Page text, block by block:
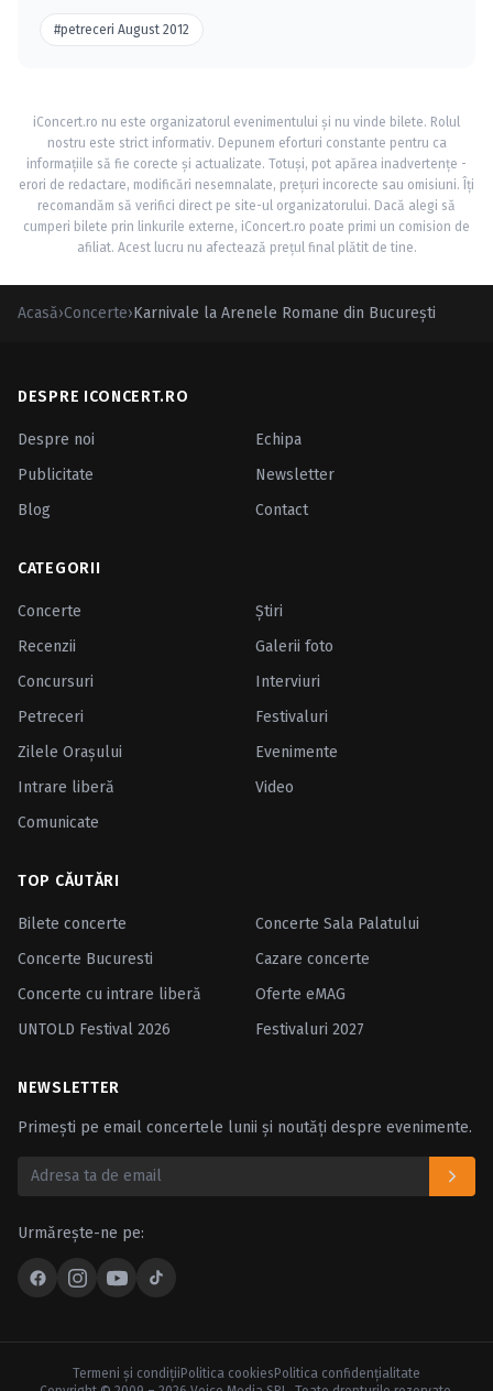
#petreceri August 2012
iConcert.ro nu este organizatorul evenimentului și nu vinde bilete. Rolul
nostru este strict informativ. Depunem eforturi constante pentru ca
informațiile să fie corecte și actualizate. Totuși, pot apărea inadvertențe -
erori de redactare, modificări nesemnalate, prețuri incorecte sau omisiuni. Îți
recomandăm să verifici direct pe site-ul organizatorului. Dacă alegi să
cumperi bilete prin linkurile externe, iConcert.ro poate primi un comision de
afiliat. Acest lucru nu afectează prețul final plătit de tine.
Acasă›Concerte›Karnivale la Arenele Romane din Bucureşti
DESPRE ICONCERT.RO
Despre noi
Echipa
Publicitate
Newsletter
Blog
Contact
CATEGORII
Concerte
Ştiri
Recenzii
Galerii foto
Concursuri
Interviuri
Petreceri
Festivaluri
Zilele Oraşului
Evenimente
Intrare liberă
Video
Comunicate
TOP CĂUTĂRI
Bilete concerte
Concerte Sala Palatului
Concerte Bucuresti
Cazare concerte
Concerte cu intrare liberă
Oferte eMAG
UNTOLD Festival 2026
Festivaluri 2027
NEWSLETTER
Primești pe email concertele lunii și noutăți despre evenimente.
Urmărește-ne pe:
Termeni şi condiţii Politica cookies Politica confidenţialitate